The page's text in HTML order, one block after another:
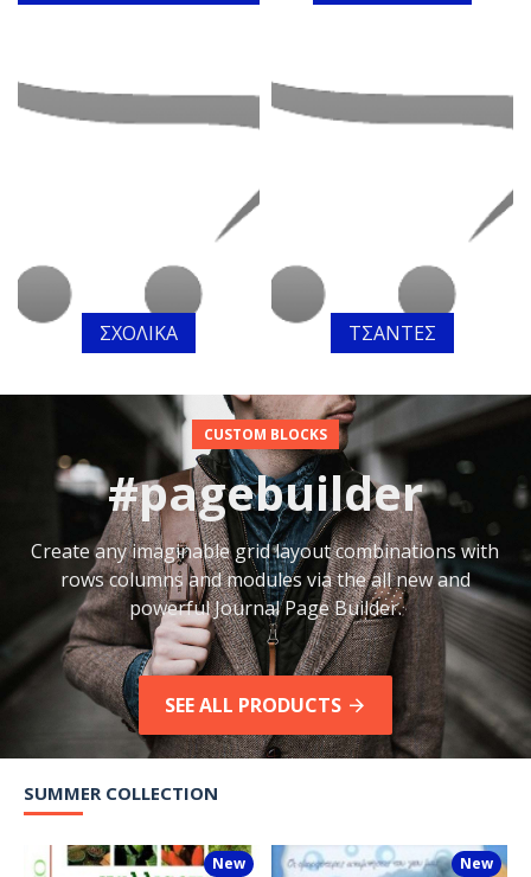
ΣΧΟΛΙΚΑ ΤΣΑΝΤΕΣ
CUSTOM BLOCKS
#pagebuilder
Create any imaginable grid layout combinations with
rows columns and modules via the all new and
powerful Journal Page Builder.
SEE ALL PRODUCTS
SUMMER COLLECTION
New New